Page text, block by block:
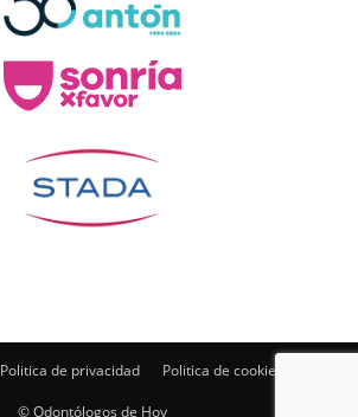
Politica de privacidad Politica de cookies
© Odontólogos de Hoy